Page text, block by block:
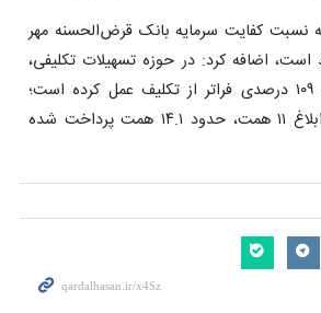
نسبت کفایت سرمایه بانک قرض‌الحسنه مهر
از ۸ درصد است، اضافه کرد: در حوزه تسهیلات تکلیفی،
بانک با تحقق عملکرد ۱۰۹ درصدی فراتر از تکلیف عمل کرده است؛
به‌گونه‌ای که در برابر ابلاغ ۱۱ همت، حدود ۱۴.۱ همت پرداخت شده